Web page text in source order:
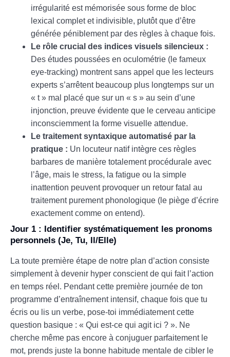
irrégularité est mémorisée sous forme de bloc
lexical complet et indivisible, plutôt que d’être
générée péniblement par des règles à chaque fois.
Le rôle crucial des indices visuels silencieux :
Des études poussées en oculométrie (le fameux
eye-tracking) montrent sans appel que les lecteurs
experts s’arrêtent beaucoup plus longtemps sur un
« t » mal placé que sur un « s » au sein d’une
injonction, preuve évidente que le cerveau anticipe
inconsciemment la forme visuelle attendue.
Le traitement syntaxique automatisé par la
pratique : Un locuteur natif intègre ces règles
barbares de manière totalement procédurale avec
l’âge, mais le stress, la fatigue ou la simple
inattention peuvent provoquer un retour fatal au
traitement purement phonologique (le piège d’écrire
exactement comme on entend).
Jour 1 : Identifier systématiquement les pronoms
personnels (Je, Tu, Il/Elle)
La toute première étape de notre plan d’action consiste
simplement à devenir hyper conscient de qui fait l’action
en temps réel. Pendant cette première journée de ton
programme d’entraînement intensif, chaque fois que tu
écris ou lis un verbe, pose-toi immédiatement cette
question basique : « Qui est-ce qui agit ici ? ». Ne
cherche même pas encore à conjuguer parfaitement le
mot, prends juste la bonne habitude mentale de cibler le